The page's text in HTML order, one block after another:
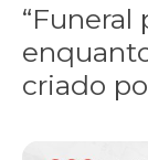
“Funeral
criado
Assinada nova